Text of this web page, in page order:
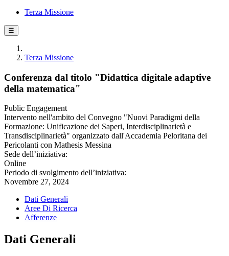
Terza Missione
☰
Terza Missione
Conferenza dal titolo "Didattica digitale adaptive
della matematica"
Public Engagement
Intervento nell'ambito del Convegno "Nuovi Paradigmi della
Formazione: Unificazione dei Saperi, Interdisciplinarietà e
Transdisciplinarietà" organizzato dall'Accademia Peloritana dei
Pericolanti con Mathesis Messina
Sede dell’iniziativa:
Online
Periodo di svolgimento dell’iniziativa:
Novembre 27, 2024
Dati Generali
Aree Di Ricerca
Afferenze
Dati Generali